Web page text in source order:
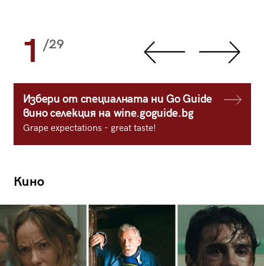
1 /29
Избери от специалната ни Go Guide
вино селекция на wine.goguide.bg
Grape expectations - great taste!
Кино